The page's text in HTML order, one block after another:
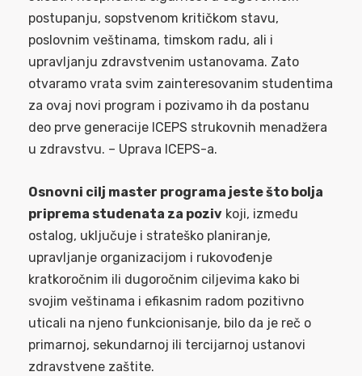
postupanju, sopstvenom kritičkom stavu,
poslovnim veštinama, timskom radu, ali i
upravljanju zdravstvenim ustanovama. Zato
otvaramo vrata svim zainteresovanim studentima
za ovaj novi program i pozivamo ih da postanu
deo prve generacije ICEPS strukovnih menadžera
u zdravstvu. – Uprava ICEPS-a.
Osnovni cilj master programa jeste što bolja
priprema studenata za poziv koji, između
ostalog, uključuje i strateško planiranje,
upravljanje organizacijom i rukovođenje
kratkoročnim ili dugoročnim ciljevima kako bi
svojim veštinama i efikasnim radom pozitivno
uticali na njeno funkcionisanje, bilo da je reč o
primarnoj, sekundarnoj ili tercijarnoj ustanovi
zdravstvene zaštite.